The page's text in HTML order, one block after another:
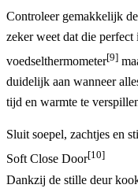
Controleer gemakkelijk
zeker weet dat die perfect
voedselthermometer[9]
duidelijk aan wanneer
tijd en warmte te
Sluit soepel, zachtjes en
Soft Close Door[10]
Dankzij de stille deur